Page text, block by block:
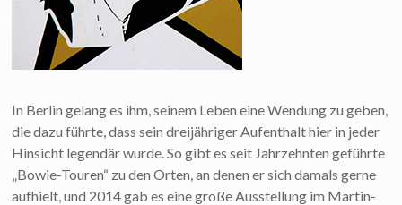
In Berlin gelang es ihm, seinem Leben eine Wendung zu geben,
die dazu führte, dass sein dreijähriger Aufenthalt hier in jeder
Hinsicht legendär wurde. So gibt es seit Jahrzehnten geführte
„Bowie-Touren“ zu den Orten, an denen er sich damals gerne
aufhielt, und 2014 gab es eine große Ausstellung im Martin-